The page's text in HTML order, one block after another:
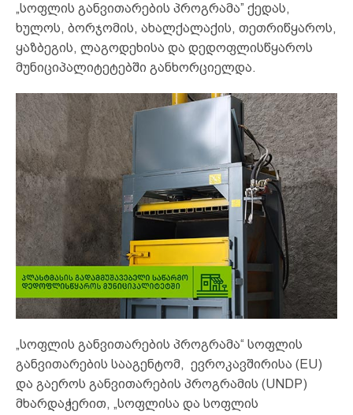
„სოფლის განვითარების პროგრამა” ქედას,
ხულოს, ბორჯომის, ახალქალაქის, თეთრიწყაროს,
ყაზბეგის, ლაგოდეხისა და დედოფლისწყაროს
მუნიციპალიტეტებში განხორციელდა.
„სოფლის განვითარების პროგრამა“ სოფლის
განვითარების სააგენტომ, ევროკავშირისა (EU)
და გაეროს განვითარების პროგრამის (UNDP)
მხარდაჭერით, „სოფლისა და სოფლის